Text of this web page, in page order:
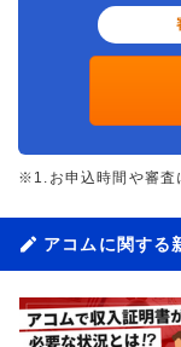
※1.お申込時間や審査
アコムに関する